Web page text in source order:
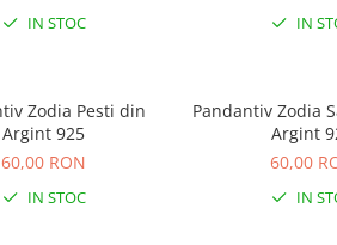
IN STOC IN
Zodia Pesti din
Argint 925
60,00 RON
IN STOC
Pandantiv Zodia
Argint
60,00
IN